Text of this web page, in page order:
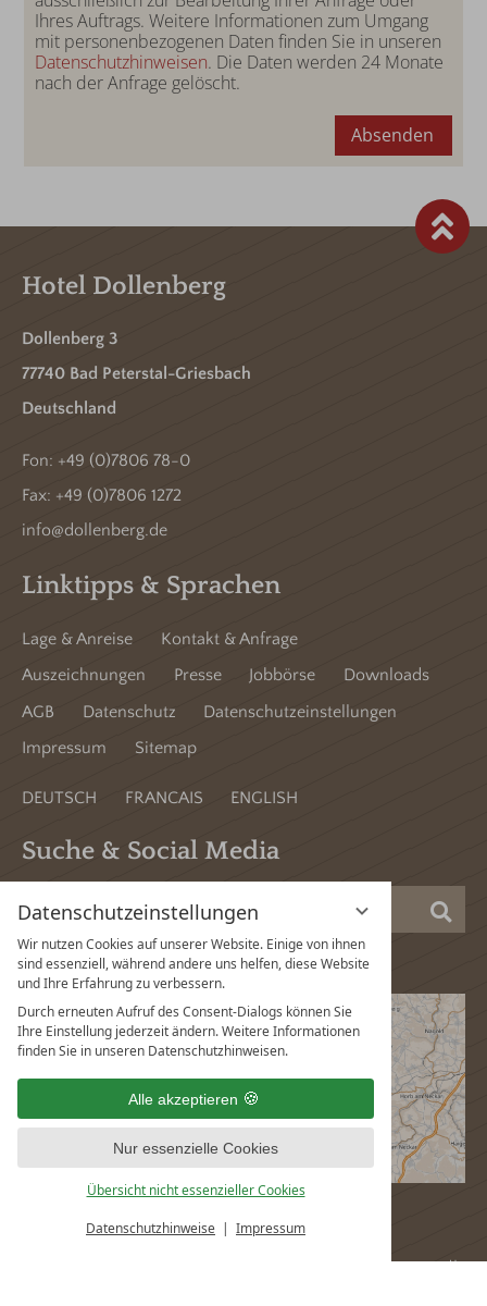
Datenschutzeinstellungen
Wir nutzen Cookies auf unserer Website. Einige von ihnen
sind essenziell, während andere uns helfen, diese Website
und Ihre Erfahrung zu verbessern.
Durch erneuten Aufruf des Consent-Dialogs können Sie
Ihre Einstellung jederzeit ändern. Weitere Informationen
finden Sie in unseren Datenschutzhinweisen.
Alle akzeptieren
Nur essenzielle Cookies
Übersicht nicht essenzieller Cookies
Datenschutzhinweise Impressum
Ihres Auftrags. Weitere Informationen zum Umgang
mit personenbezogenen Daten finden Sie in unseren
Datenschutzhinweisen. Die Daten werden 24 Monate
nach der Anfrage gelöscht.
Absenden
Hotel Dollenberg
Dollenberg 3
77740 Bad Peterstal-Griesbach
Deutschland
Fon: +49 (0)7806 78-0
Fax: +49 (0)7806 1272
info@dollenberg.de
Linktipps & Sprachen
Lage & Anreise
Kontakt & Anfrage
Auszeichnungen
Presse Jobbörse
Downloads
AGB
Datenschutz
Datenschutzeinstellungen
Impressum
Sitemap
DEUTSCH FRANCAIS ENGLISH
Suche & Social Media